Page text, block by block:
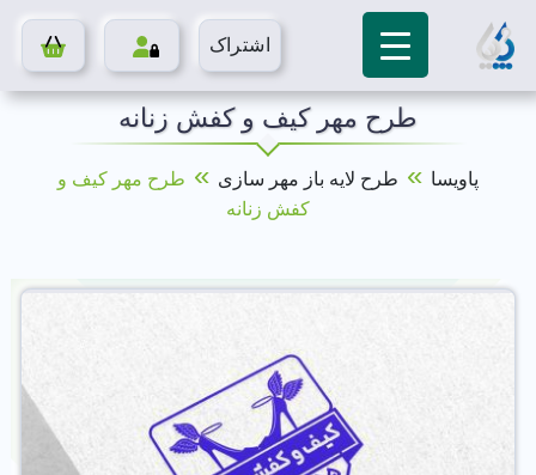
اشتراک
طرح مهر کیف و کفش زنانه
پاویسا » طرح لایه باز مهر سازی » طرح مهر کیف و
کفش زنانه